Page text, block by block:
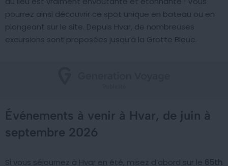
pourrez ainsi découvrir ce spot unique en bateau ou en
plongeant sur le site. Depuis Hvar, de nombreuses
excursions sont proposées jusqu’à la Grotte Bleue.
Événements à venir à Hvar, de juin à
septembre 2026
Si vous séjournez à Hvar en été, misez d’abord sur le 65th